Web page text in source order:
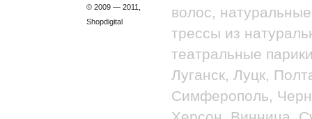
© 2009 — 2011,
Shopdigital
волос,
трессы из
театральные
Луганск, Луцк,
Симферополь,